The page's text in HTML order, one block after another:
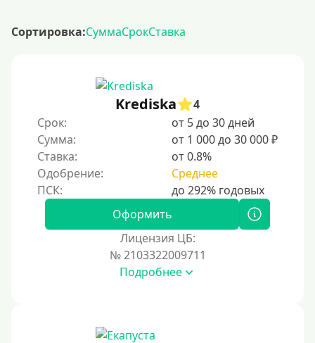
Сортировка:СуммаСрокСтавка
Krediska
4
Срок:
от 5 до 30 дней
Сумма:
от 1 000 до 30 000 ₽
Ставка:
от 0.8%
Одобрение:
Среднее
Оформить
Лицензия ЦБ:
№ 2103322009711
Подробнее